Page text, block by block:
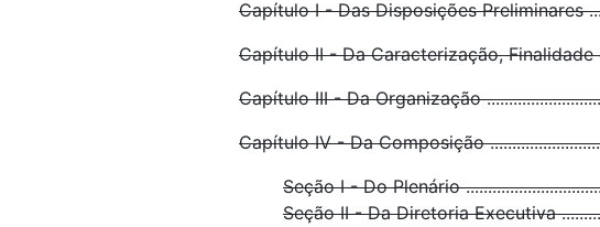
Capítulo I - Das Disposições Preliminares
Capítulo II - Da Caracterização, Finalidade
Capítulo III - Da Organização
Capítulo IV - Da Composição
Seção I - Do Plenário
Seção II - Da Diretoria Executiva